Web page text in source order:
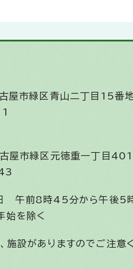
屋市緑区青山二丁目15番
屋市緑区元徳重一丁目
午前8時45分から午後5
始を除く
施設がありますのでご注意